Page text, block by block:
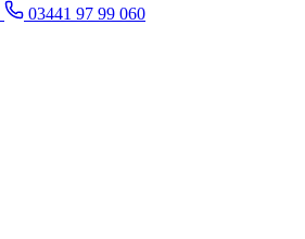
03441 97 99 060